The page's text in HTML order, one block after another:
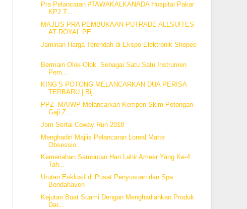
Pra Pelancaran #TAWAKALKANADA Hospital Pakar
KPJ T...
MAJLIS PRA PEMBUKAAN PUTRADE ALLSUITES
AT ROYAL PE...
Jaminan Harga Terendah di Ekspo Elektronik Shopee
Bermain Olok-Olok, Sebagai Satu Satu Instrumen
Pem...
KING’S POTONG MELANCARKAN DUA PERISA
TERBARU | Bij...
PPZ -MAIWP Melancarkan Kempen Skim Potongan
Gaji Z...
Jom Sertai Coway Run 2018
Menghadiri Majlis Pelancaran Loreal Matte
Obsessio...
Kemeriahan Sambutan Hari Lahir Ameer Yang Ke-4
Tah...
Urutan Esklusif di Pusat Penyusuan dan Spa
Bondahaven
Kejutan Buat Suami Dengan Menghadiahkan Produk
Dar...